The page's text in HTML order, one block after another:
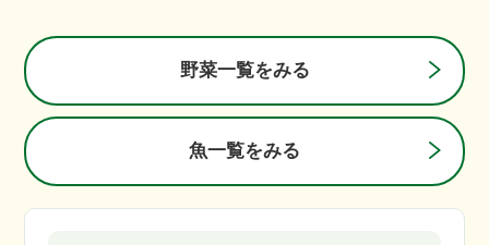
野菜一覧をみる
魚一覧をみる